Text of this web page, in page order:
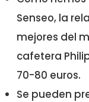
Senseo, la
mejores del
cafetera
70-80 euros.
Se pueden